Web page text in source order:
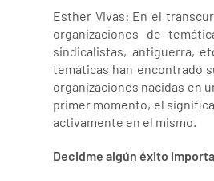
Esther Vivas: En el
organizaciones de
sindicalistas, antiguerra,
temáticas han encontrado
organizaciones nacidas en
primer momento, el
activamente en el mismo.
Decidme algún éxito